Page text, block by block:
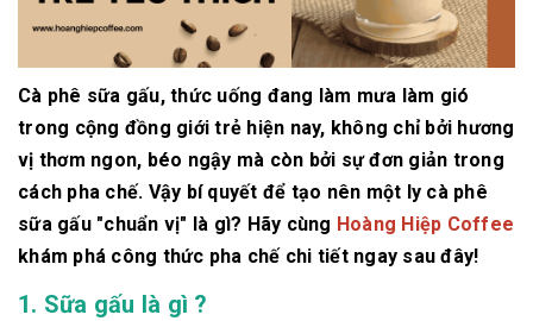
Cà phê sữa gấu, thức uống đang làm mưa làm gió
trong cộng đồng giới trẻ hiện nay, không chỉ bởi hương
vị thơm ngon, béo ngậy mà còn bởi sự đơn giản trong
cách pha chế. Vậy bí quyết để tạo nên một ly cà phê
sữa gấu "chuẩn vị" là gì? Hãy cùng Hoàng Hiệp Coffee
khám phá công thức pha chế chi tiết ngay sau đây!
1. Sữa gấu là gì ?